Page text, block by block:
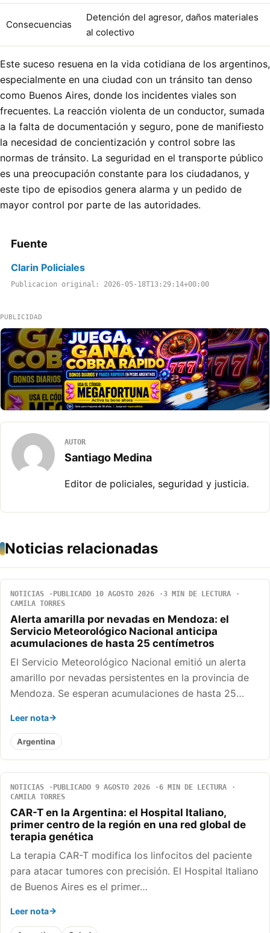
Consecuencias
Detención del agresor, daños materiales
al colectivo
Este suceso resuena en la vida cotidiana de los argentinos,
especialmente en una ciudad con un tránsito tan denso
como Buenos Aires, donde los incidentes viales son
frecuentes. La reacción violenta de un conductor, sumada
a la falta de documentación y seguro, pone de manifiesto
la necesidad de concientización y control sobre las
normas de tránsito. La seguridad en el transporte público
es una preocupación constante para los ciudadanos, y
este tipo de episodios genera alarma y un pedido de
mayor control por parte de las autoridades.
Fuente
Clarin Policiales
Publicacion original: 2026-05-18T13:29:14+00:00
PUBLICIDAD
AUTOR
Santiago Medina
Editor de policiales, seguridad y justicia.
Noticias relacionadas
NOTICIAS PUBLICADO 10 AGOSTO 2026
3 MIN DE LECTURA
CAMILA TORRES
Alerta amarilla por nevadas en Mendoza: el
Servicio Meteorológico Nacional anticipa
acumulaciones de hasta 25 centímetros
El Servicio Meteorológico Nacional emitió un alerta
amarillo por nevadas persistentes en la provincia de
Mendoza. Se esperan acumulaciones de hasta 25…
Leer nota
Argentina
NOTICIAS PUBLICADO 9 AGOSTO 2026
6 MIN DE LECTURA
CAMILA TORRES
CAR-T en la Argentina: el Hospital Italiano,
primer centro de la región en una red global de
terapia genética
La terapia CAR-T modifica los linfocitos del paciente
para atacar tumores con precisión. El Hospital Italiano
de Buenos Aires es el primer…
Leer nota